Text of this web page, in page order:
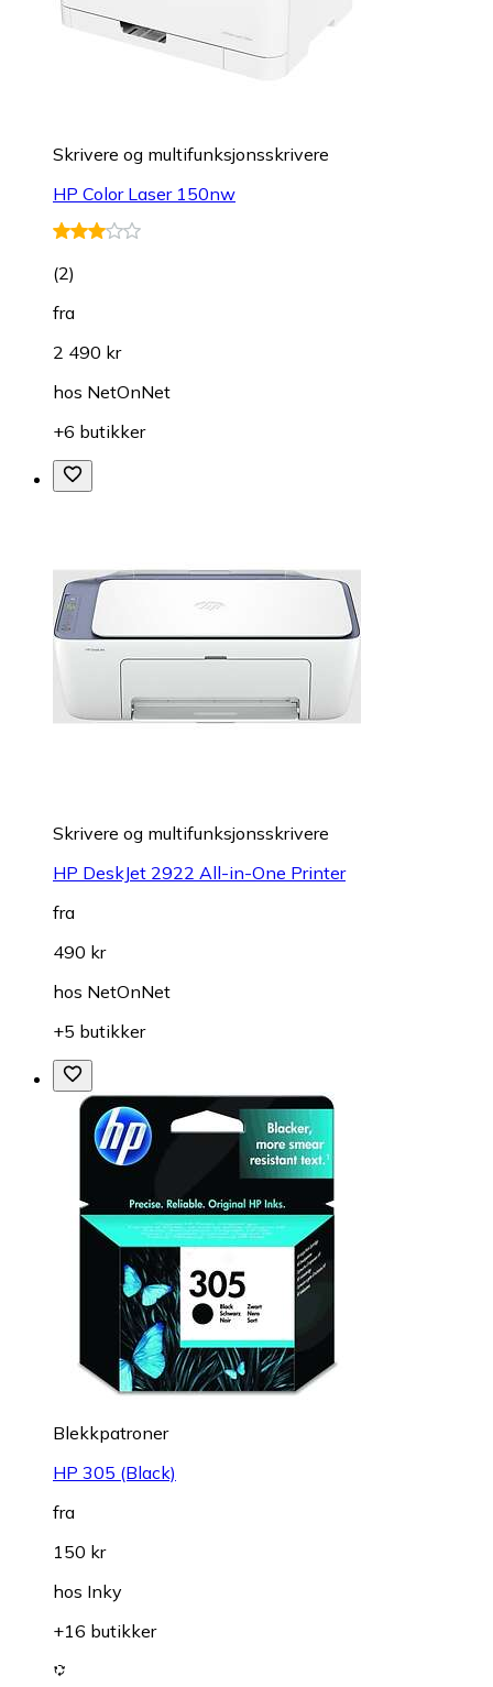
Skrivere og multifunksjonsskrivere
HP Color Laser 150nw
(2)
fra
2 490 kr
hos NetOnNet
+6 butikker
Skrivere og multifunksjonsskrivere
HP DeskJet 2922 All-in-One Printer
fra
490 kr
hos NetOnNet
+5 butikker
Blekkpatroner
HP 305 (Black)
fra
150 kr
hos Inky
+16 butikker